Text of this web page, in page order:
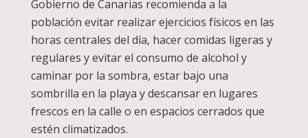
Gobierno de Canarias recomienda a la
población evitar realizar ejercicios físicos en las
horas centrales del día, hacer comidas ligeras y
regulares y evitar el consumo de alcohol y
caminar por la sombra, estar bajo una
sombrilla en la playa y descansar en lugares
frescos en la calle o en espacios cerrados que
estén climatizados.